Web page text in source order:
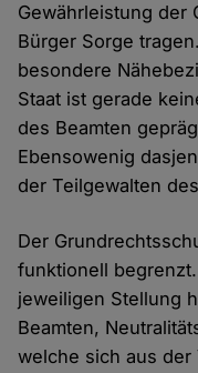
Gewährleistung der
Bürger Sorge
besondere
Staat ist gerade
des Beamten
Ebensowenig
der Teilgewalten
Der
funktionell
jeweiligen Stellung
Beamten,
welche sich aus